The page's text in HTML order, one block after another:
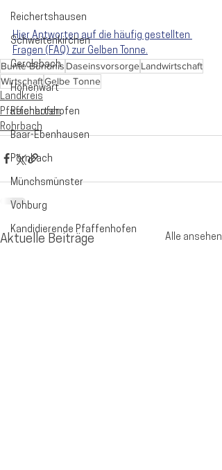
Reichertshausen
Schweitenkirchen
Gerolsbach
Hohenwart
Reichertshofen
Baar-Ebenhausen
Pörnbach
Münchsmünster
Vohburg
Kandidierende Pfaffenhofen
Hier Antworten auf die häufig gestellten
Fragen (FAQ) zur Gelben Tonne.
Bunte Bündnis DaseinsvorsorgeLandwirtschaft
WirtschaftGelbe Tonne
Landkreis
Pfaffenhofen
Rohrbach
Aktuelle Beiträge Alle ansehen